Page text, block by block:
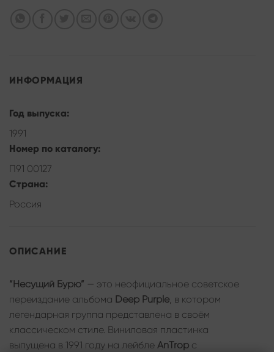
ИНФОРМАЦИЯ
Год выпуска:
1991
Номер по каталогу:
П91 00127
Страна:
Россия
ОПИСАНИЕ
“Несущий Бурю” — это неофициальное советское
переиздание альбома Deep Purple, в котором
легендарная группа представлена в своём
классическом стиле. Виниловая пластинка
выпущена в 1991 году на лейбле AnTrop с